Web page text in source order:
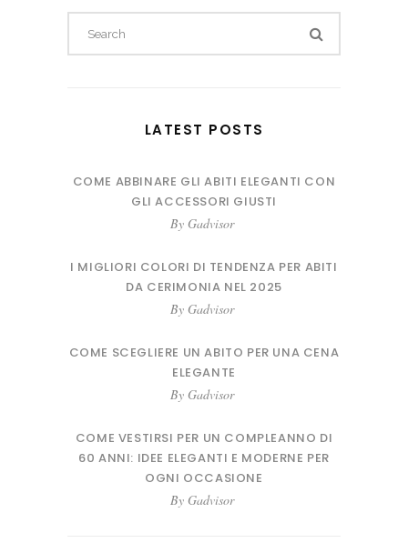
LATEST POSTS
COME ABBINARE GLI ABITI ELEGANTI CON
GLI ACCESSORI GIUSTI
By Gadvisor
I MIGLIORI COLORI DI TENDENZA PER ABITI
DA CERIMONIA NEL 2025
By Gadvisor
COME SCEGLIERE UN ABITO PER UNA CENA
ELEGANTE
By Gadvisor
COME VESTIRSI PER UN COMPLEANNO DI
60 ANNI: IDEE ELEGANTI E MODERNE PER
OGNI OCCASIONE
By Gadvisor